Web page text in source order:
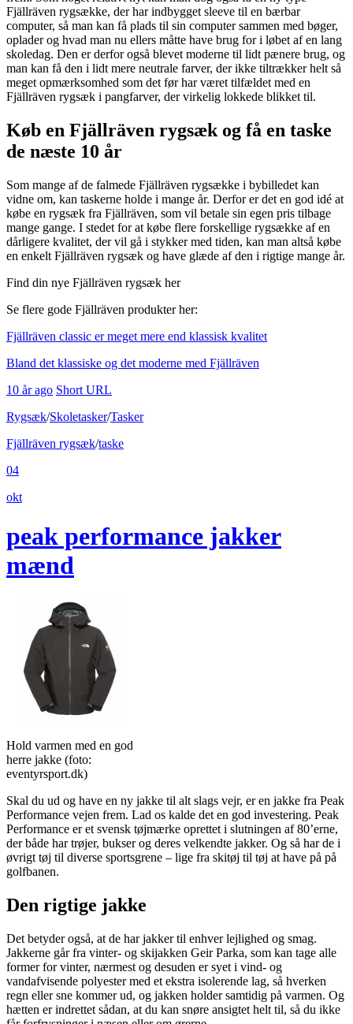
Fjällräven rygsække, der har indbygget sleeve til en bærbar
computer, så man kan få plads til sin computer sammen med bøger,
oplader og hvad man nu ellers måtte have brug for i løbet af en lang
skoledag. Den er derfor også blevet moderne til lidt pænere brug, og
man kan få den i lidt mere neutrale farver, der ikke tiltrækker helt så
meget opmærksomhed som det før har været tilfældet med en
Fjällräven rygsæk i pangfarver, der virkelig lokkede blikket til.
Køb en Fjällräven rygsæk og få en taske
de næste 10 år
Som mange af de falmede Fjällräven rygsække i bybilledet kan
vidne om, kan taskerne holde i mange år. Derfor er det en god idé at
købe en rygsæk fra Fjällräven, som vil betale sin egen pris tilbage
mange gange. I stedet for at købe flere forskellige rygsække af en
dårligere kvalitet, der vil gå i stykker med tiden, kan man altså købe
en enkelt Fjällräven rygsæk og have glæde af den i rigtige mange år.
Find din nye Fjällräven rygsæk her
Se flere gode Fjällräven produkter her:
Fjällräven classic er meget mere end klassisk kvalitet
Bland det klassiske og det moderne med Fjällräven
10 år ago Short URL
Rygsæk/Skoletasker/Tasker
Fjällräven rygsæk/taske
04
okt
peak performance jakker
mænd
Hold varmen med en god
herre jakke (foto:
eventyrsport.dk)
Skal du ud og have en ny jakke til alt slags vejr, er en jakke fra Peak
Performance vejen frem. Lad os kalde det en god investering. Peak
Performance er et svensk tøjmærke oprettet i slutningen af 80’erne,
der både har trøjer, bukser og deres velkendte jakker. Og så har de i
øvrigt tøj til diverse sportsgrene – lige fra skitøj til tøj at have på på
golfbanen.
Den rigtige jakke
Det betyder også, at de har jakker til enhver lejlighed og smag.
Jakkerne går fra vinter- og skijakken Geir Parka, som kan tage alle
former for vinter, nærmest og desuden er syet i vind- og
vandafvisende polyester med et ekstra isolerende lag, så hverken
regn eller sne kommer ud, og jakken holder samtidig på varmen. Og
hætten er indrettet sådan, at du kan snøre ansigtet helt til, så du ikke